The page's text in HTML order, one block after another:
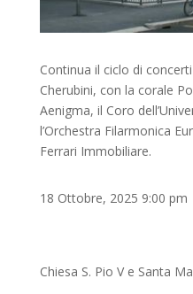
Continua il ciclo di
Cherubini, con la corale
Aenigma, il Coro
l’Orchestra Filarmonica
Ferrari Immobiliare.
18 Ottobre, 2025 9:00 pm
Chiesa S. Pio V e Santa